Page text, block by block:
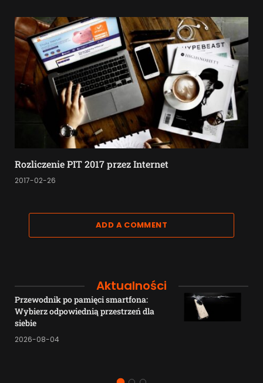
Rozliczenie PIT 2017 przez Internet
2017-02-26
ADD A COMMENT
Aktualności
Przewodnik po pamięci smartfona:
Wybierz odpowiednią przestrzeń dla
siebie
2026-08-04